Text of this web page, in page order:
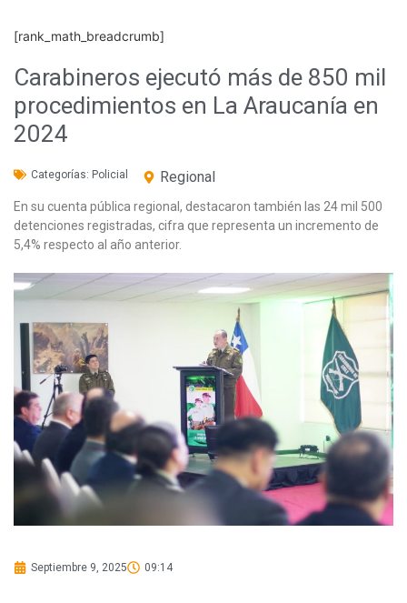
[rank_math_breadcrumb]
Carabineros ejecutó más de 850 mil
procedimientos en La Araucanía en
2024
Categorías: Policial Regional
En su cuenta pública regional, destacaron también las 24 mil 500
detenciones registradas, cifra que representa un incremento de
5,4% respecto al año anterior.
Septiembre 9, 2025 09:14